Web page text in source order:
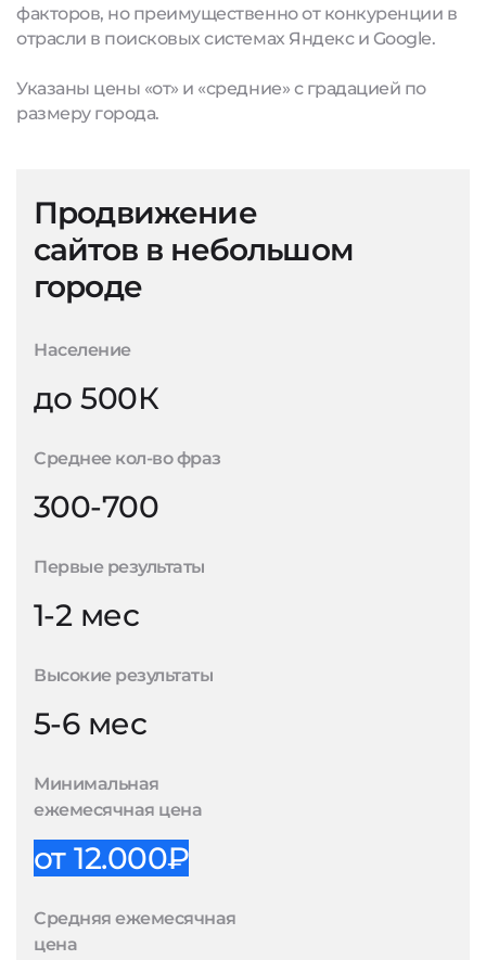
факторов, но преимущественно от конкуренции в
отрасли в поисковых системах Яндекс и Google.
Указаны цены «от» и «средние» с градацией по
размеру города.
Продвижение
сайтов в небольшом
городе
Население
до 500К
Среднее кол-во фраз
300-700
Первые результаты
1-2 мес
Высокие результаты
5-6 мес
Минимальная
ежемесячная цена
от 12.000₽
Средняя ежемесячная
цена